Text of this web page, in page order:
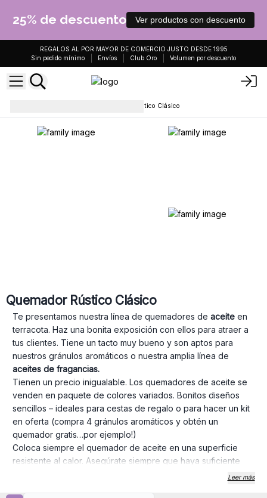
25% de descuento Ver productos con descuento
REGALOS AL POR MAYOR DE COMERCIO JUSTO DESDE 1995
Sin pedido mínimo
Envíos Club Oro Volumen por descuento
Quemador Rústico Clásico
Quemador Rústico Clásico
Te presentamos nuestra línea de quemadores de aceiteen
terracota. Haz una bonita exposición con ellos para atraer a
tus clientes. Tiene un tacto muy bueno y son aptos para
nuestros gránulos aromáticos o nuestra amplia línea de
aceites de fragancias.
Tienen un precio inigualable. Los quemadores de aceite se
venden en paquete de colores variados. Bonitos diseños
sencillos – ideales para cestas de regalo o para hacer un kit
en oferta (compra 4 gránulos aromáticos y obtén un
quemador gratis…por ejemplo!)
Coloca siempre el quemador de aceite en una superficie
resistente al calor. Asegúrate siempre que haya suficiente
. Nunca
Leer más